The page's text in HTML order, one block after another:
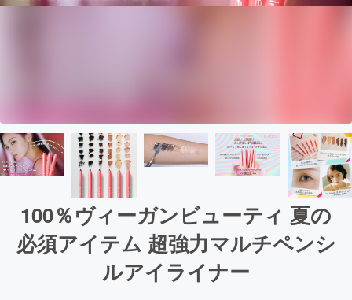
100％ヴィーガンビューティ 夏の
必須アイテム 超強力マルチペンシ
ルアイライナー